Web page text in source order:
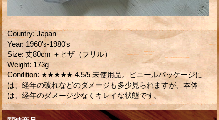
Country: Japan
Year: 1960's-1980's
Size: 丈80cm ＋ヒザ（フリル）
Weight: 173g
Condition: ★★★★★ 4.5/5 未使用品。ビニールパッケージに
は、経年の破れなどのダメージも多少見られますが、本体
は、経年のダメージ少なくキレイな状態です。